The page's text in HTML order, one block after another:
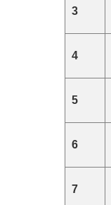
3
4
5
6
7